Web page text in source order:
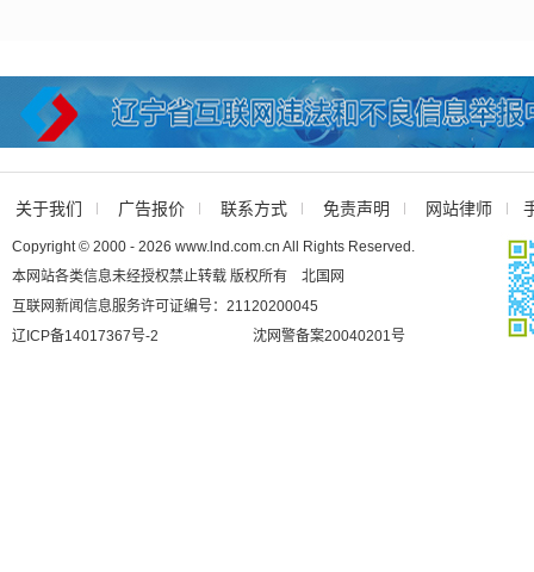
关于我们 广告报价 联系方式 免责声明 网站律师
Copyright © 2000 - 2026 www.lnd.com.cn All Rights Reserved.
本网站各类信息未经授权禁止转载 版权所有 北国网
互联网新闻信息服务许可证编号：21120200045
辽ICP备14017367号-2
沈网警备案20040201号